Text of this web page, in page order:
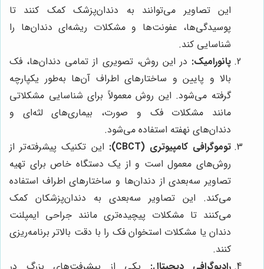
این تصاویر می‌توانند به دندان‌پزشک کمک کنند تا
پوسیدگی‌ها، عفونت‌ها و مشکلات ریشه‌ای دندان‌ها را
شناسایی کند.
پانورامیک: در این روش، تصویری از تمامی دندان‌ها، فک
بالا و پایین و ساختارهای اطراف آن‌ها به‌طور یکپارچه
گرفته می‌شود. این روش معمولاً برای شناسایی مشکلاتی
مانند مشکلات فک و صورت، بیماری‌های لثه‌ای و
دندان‌های نهفته استفاده می‌شود.
توموگرافی کامپیوتری (CBCT):
این تکنیک پیشرفته‌تر از
روش‌های معمول است و از یک دستگاه خاص برای تهیه
تصاویر سه‌بعدی از دندان‌ها و ساختارهای اطراف استفاده
می‌کند. این تصاویر سه‌بعدی به دندان‌پزشکان کمک
می‌کنند تا مشکلات پیچیده‌تری مانند جراحی ایمپلنت
دندان یا مشکلات استخوان فک را با دقت بالاتر برنامه‌ریزی
کنند.